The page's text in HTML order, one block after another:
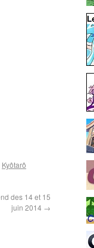
Kyôtarô
des 14 et 15
juin 2014 →